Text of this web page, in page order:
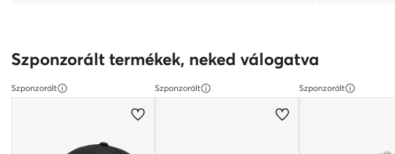
Szponzorált termékek, neked válogatva
Szponzorált Szponzorált Szponzorált